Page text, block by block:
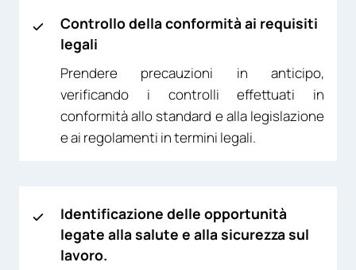
Controllo della conformità ai requisiti
legali
Prendere precauzioni in anticipo,
verificando i controlli effettuati in
conformità allo standard e alla legislazione
e ai regolamenti in termini legali.
Identificazione delle opportunità
legate alla salute e alla sicurezza sul
lavoro.